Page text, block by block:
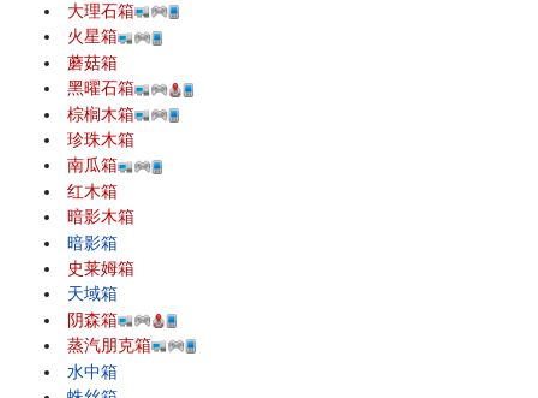
大理石箱
火星箱
蘑菇箱
黑曜石箱
棕榈木箱
珍珠木箱
南瓜箱
红木箱
暗影木箱
暗影箱
史莱姆箱
天域箱
阴森箱
蒸汽朋克箱
水中箱